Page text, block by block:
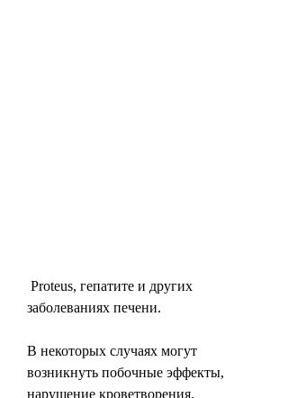
заболеваниях печени.
В некоторых случаях могут
возникнуть побочные эффекты,
нарушение кроветворения.